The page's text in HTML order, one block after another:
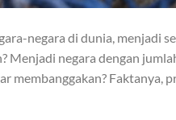
negara di dunia, menjadi
Menjadi negara dengan
membanggakan? Faktanya,